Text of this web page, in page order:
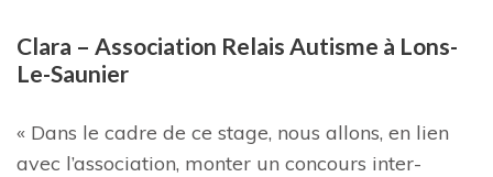
Clara – Association Relais Autisme à Lons-
Le-Saunier
« Dans le cadre de ce stage, nous allons, en lien
avec l’association, monter un concours inter-